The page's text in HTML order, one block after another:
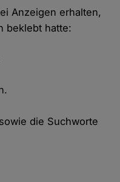
Anzeigen erhalten,
beklebt hatte:
die Suchworte